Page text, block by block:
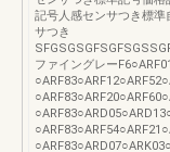
記号人感センサつき標
サつき
ファイングレー